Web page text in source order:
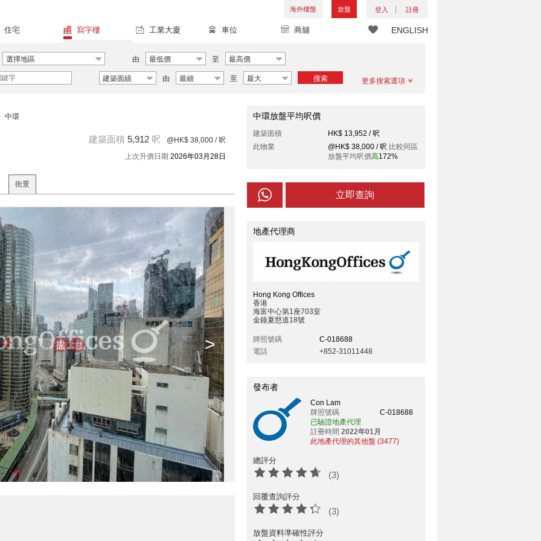
海外樓盤 放盤 登入 註冊
ENGLISH
住宅 寫字樓 工業大廈 車位 商舖
選擇地區 由 最低價 至 最高價
建築面績 由 最細 至 最大 搜索 更多搜索選項
中環
建築面積 5,912 呎 @HK$ 38,000 / 呎
上次升價日期 2026年03月28日
街景
>
中環放盤平均呎價
建築面積
HK$ 13,952 / 呎
此物業
@HK$ 38,000 / 呎 比較同區
放盤平均呎價高172%
立即查詢
地產代理商
Hong Kong Offices
香港
海富中心第1座703室
金鐘夏慤道18號
牌照號碼
C-018688
電話
+852-31011448
發布者
Con Lam
牌照號碼
C-018688
已驗證地產代理
註冊時間 2022年01月
此地產代理的其他盤 (3477)
總評分
(3)
回覆查詢評分
(3)
放盤資料準確性評分